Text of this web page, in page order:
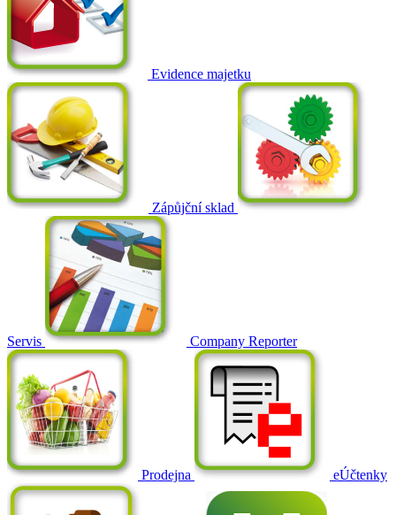
Evidence majetku
Zápůjční sklad
Servis Company Reporter
Prodejna eÚčtenky